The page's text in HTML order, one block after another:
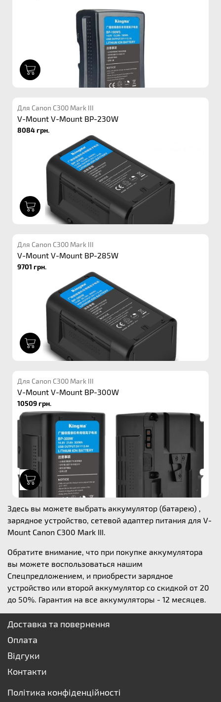
Для Canon C300 Mark III
V-Mount V-Mount BP-230W
8084 грн.
Для Canon C300 Mark III
V-Mount V-Mount BP-285W
9701 грн.
Для Canon C300 Mark III
V-Mount V-Mount BP-300W
10509 грн.
Здесь вы можете выбрать аккумулятор (батарею) ,
зарядное устройство, сетевой адаптер питания для V-
Mount Canon C300 Mark III.
Обратите внимание, что при покупке аккумулятора
вы можете воспользоваться нашим
Спецпредложением, и приобрести зарядное
устройство или второй аккумулятор со скидкой от 20
до 50%. Гарантия на все аккумуляторы - 12 месяцев.
Доставка та повернення
Оплата
Відгуки
Контакти
Політика конфіденційності